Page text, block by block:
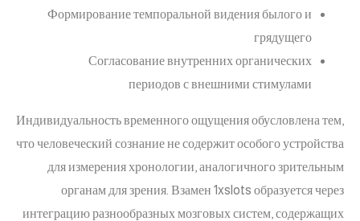
Формирование темпоральной видения былого и
грядущего
Согласование внутренних органических
периодов с внешними стимулами
Индивидуальность временного ощущения обусловлена тем,
что человеческий сознание не содержит особого устройства
для измерения хронологии, аналогичного зрительным
органам для зрения. Взамен 1xslots образуется через
интеграцию разнообразных мозговых систем, содержащих